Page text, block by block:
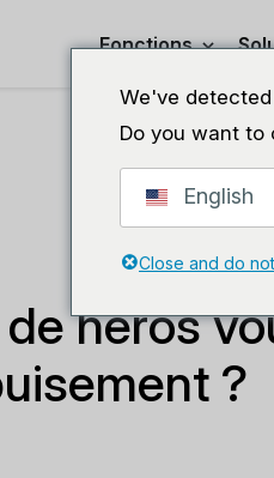
Fonctions
héros
?
We've
Do you want to
English
Close and do